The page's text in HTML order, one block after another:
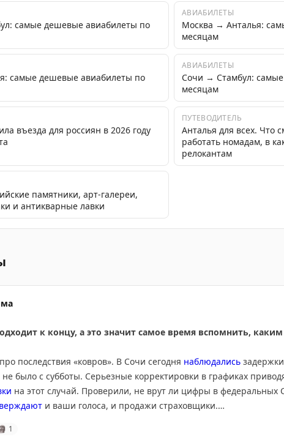
самые дешевые авиабилеты по
АВИАБИЛЕТЫ
Москва → Анталья:
месяцам
самые дешевые авиабилеты по
АВИАБИЛЕТЫ
Сочи → Стамбул:
месяцам
въезда для россиян в 2026 году
ПУТЕВОДИТЕЛЬ
Анталья для всех. Что
работать номадам, в
релокантам
памятники, арт-галереи,
и антикварные лавки
к концу, а это значит самое время вспомнить,
последствия «ковров». В Сочи сегодня наблюдались
было с субботы. Серьезные корректировки в графиках
на этот случай. Проверили, не врут ли цифры в федеральных
и ваши голоса, и продажи страховщики.
🗿 1